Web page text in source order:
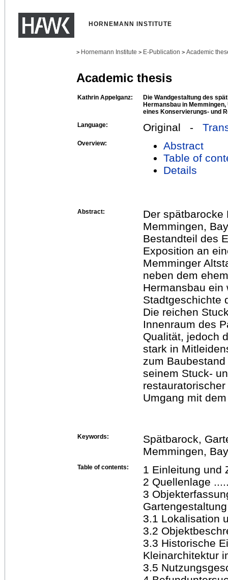
HORNEMANN INSTITUTE
> Hornemann Institute > E-Publication > Academic
Academic thesis
Kathrin Appelganz:
Die Wandgestaltung des
Hermansbau in
eines Konservierungs- und
Language:
Original -
Overview:
Abstract
Table of
Details
Abstract:
Der spätbarocke
Memmingen,
Bestandteil des
Exposition an
Memminger
neben dem
Hermansbau ein
Stadtgeschichte
Die reichen
Innenraum des
Qualität, jedoch
stark in
zum
seinem Stuck-
Umgang mit
Keywords:
Spätbarock,
Memmingen,
Table of contents:
1 Einleitung und
2 Quellenlage
3
3.1 Lokalisation
3.2
3.3 Historische
Kleinarchitektur
3.5